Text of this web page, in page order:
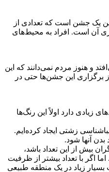
یک جشن است که تعدادی از
آن است. افراد به محیط‌های
و هنوز مردم نمی‌دانند که این
این جشن‌ها حتی در
دارد اولاً این رنگ‌ها
زشتی ایجاد کرده‌ایم.
آنها شود.
بیش از این تعداد باشد،
اگر با تعداد بیشتر از ظرفیت
بسیار زیاد در یک منطقه طبیعی